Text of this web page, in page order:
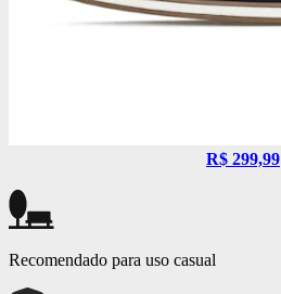
R$ 299,99
Recomendado para uso casual